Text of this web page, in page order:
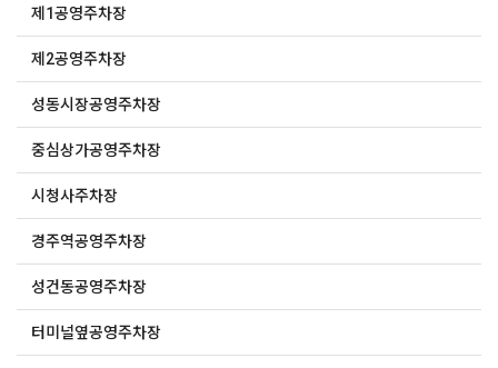
제1공영주차장
제2공영주차장
성동시장공영주차장
중심상가공영주차장
시청사주차장
경주역공영주차장
성건동공영주차장
터미널옆공영주차장